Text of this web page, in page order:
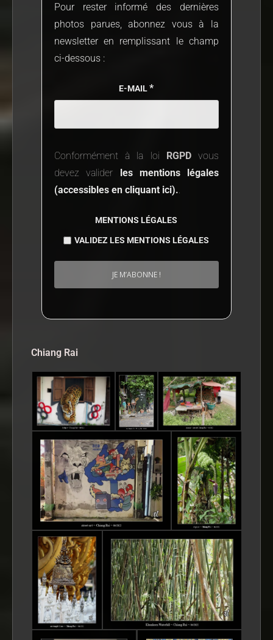
Pour rester informé des dernières
photos parues, abonnez vous à la
newsletter en remplissant le champ
ci-dessous :
E-MAIL*
Conformément à la loi RGPDvous
devez valider les mentions légales
(accessibles en cliquant ici)..
MENTIONS LÉGALES
VALIDEZ LES MENTIONS LÉGALES
Chiang Rai